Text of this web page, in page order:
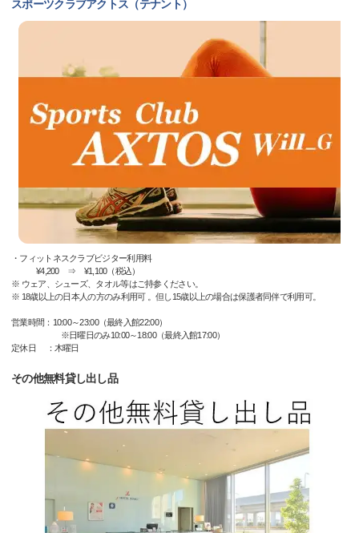
スポーツクラブアクトス（テナント）
・フィットネスクラブビジター利用料
¥4,200 ⇒ ¥1,100（税込）
※ ウェア、シューズ、タオル等はご持参ください。
※ 18歳以上の日本人の方のみ利用可 。但し15歳以上の場合は保護者同伴で利用可。
営業時間：10:00～23:00（最終入館22:00）
※日曜日のみ10:00～18:00（最終入館17:00）
定休日 ：木曜日
その他無料貸し出し品